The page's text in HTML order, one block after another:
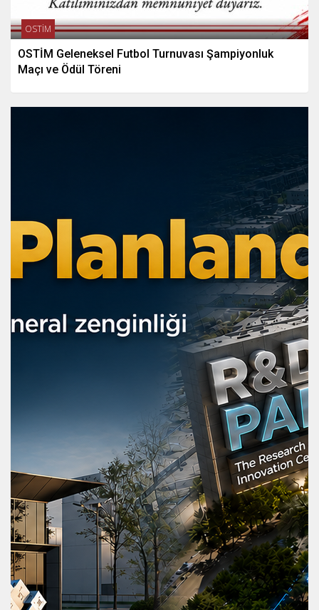
OSTİM
OSTİM Geleneksel Futbol Turnuvası Şampiyonluk
Maçı ve Ödül Töreni